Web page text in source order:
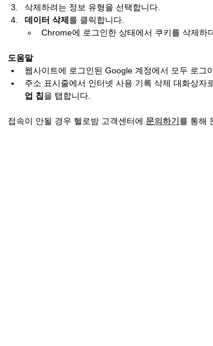
삭제하려는 정보 유형을 선택합니다.
데이터 삭제 를 클릭합니다.
Chrome에 로그인한 상태에서 쿠키를 삭제하
도움말
웹사이트에 로그인된 Google 계정에서 모두 로그
주소 표시줄에서 인터넷 사용 기록 삭제 대화상
업 칩을 탭합니다.
접속이 안될 경우 헬로밤 고객센터에 문의하기 를 통해